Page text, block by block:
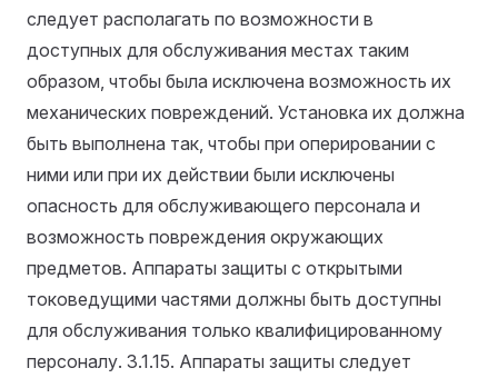
следует располагать по возможности в
доступных для обслуживания местах таким
образом, чтобы была исключена возможность их
механических повреждений. Установка их должна
быть выполнена так, чтобы при оперировании с
ними или при их действии были исключены
опасность для обслуживающего персонала и
возможность повреждения окружающих
предметов. Аппараты защиты с открытыми
токоведущими частями должны быть доступны
для обслуживания только квалифицированному
персоналу. 3.1.15. Аппараты защиты следует